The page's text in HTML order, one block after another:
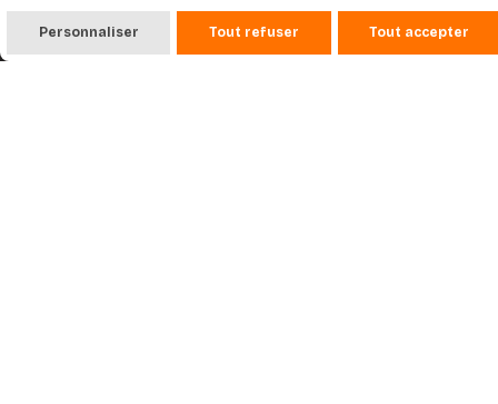
Personnaliser Tout refuser Tout accepter